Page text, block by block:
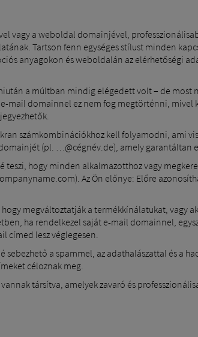
vagy a weboldal domainjével,
Tartson fenn egységes stílust minden
anyagokon és weboldalán az elérhetőségi
a múltban mindig elégedett volt – de most
mail domainnel ez nem fog megtörténni,
számkombinációkhoz kell folyamodni, ami
(pl. …@cégnév.de), amely garantáltan
hogy minden alkalmazotthoz vagy
Az Ön előnye: Előre
megváltoztatják a termékkínálatukat, vagy
ha rendelkezel saját e-mail domainnel,
címed lesz véglegesen.
a spammel, az adathalászattal és a
céloznak meg.
társítva, amelyek zavaró és